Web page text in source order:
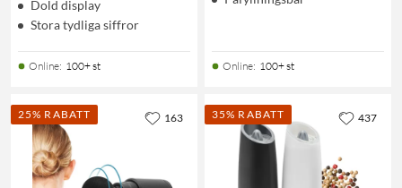
Dold display
Stora tydliga siffror
Online: 100+ st Online: 100+ st
25% RABATT 163 35% RABATT 437